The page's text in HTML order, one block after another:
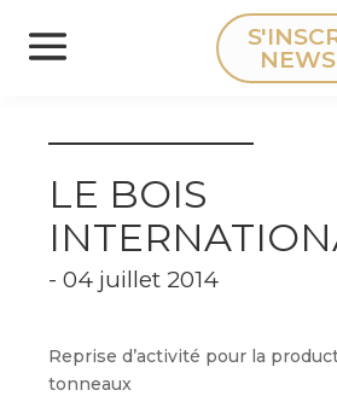
Panneau de gestion des cookies
LE BOIS
- 04 juillet 2014
Reprise d’activité pour la
tonneaux